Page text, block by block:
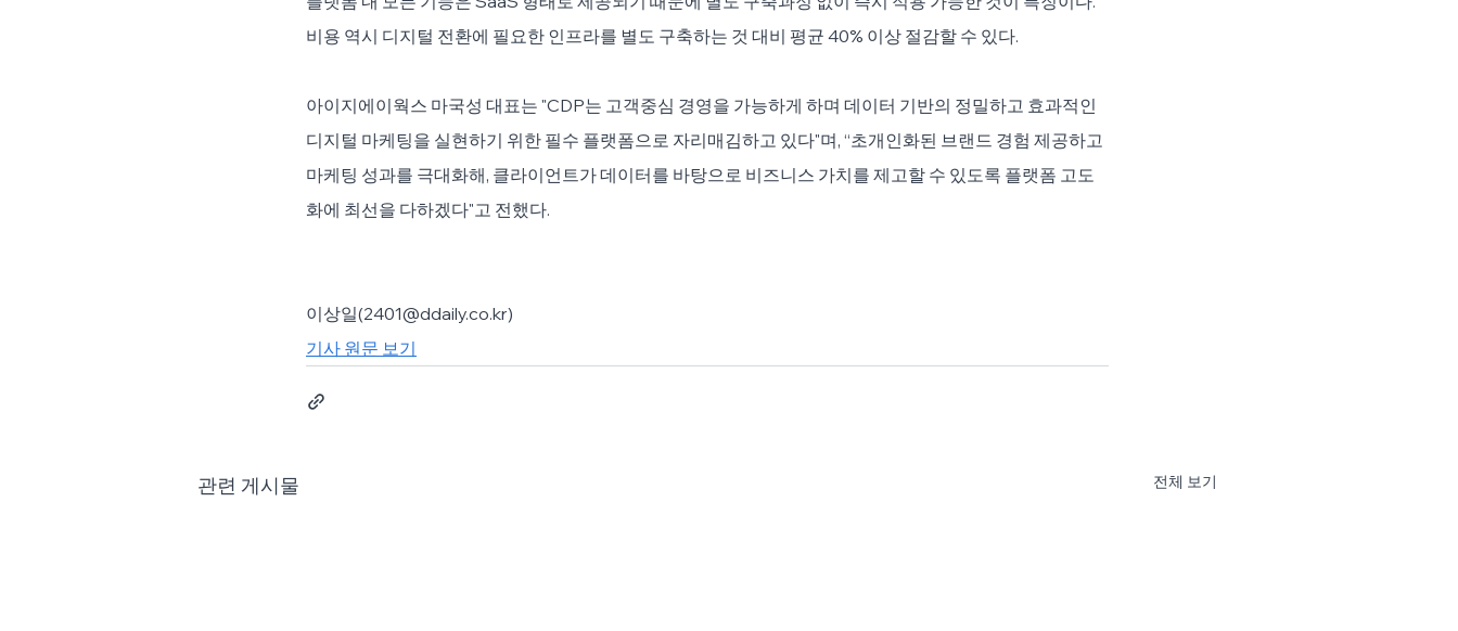
비용 역시 디지털 전환에 필요한 인프라를 별도 구축하는 것 대비 평균 40% 이상 절감할 수 있다.
아이지에이웍스 마국성 대표는 "CDP는 고객중심 경영을 가능하게 하며 데이터 기반의 정밀하고 효과적인
디지털 마케팅을 실현하기 위한 필수 플랫폼으로 자리매김하고 있다"며, “초개인화된 브랜드 경험 제공하고
마케팅 성과를 극대화해, 클라이언트가 데이터를 바탕으로 비즈니스 가치를 제고할 수 있도록 플랫폼 고도
화에 최선을 다하겠다"고 전했다.
이상일(2401@ddaily.co.kr)
기사 원문 보기
관련 게시물 전체 보기